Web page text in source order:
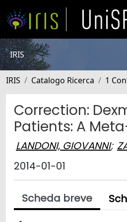
IRIS
IRIS Catalogo Ricerca 1
Correction:
Patients: A
LANDONI, GIOVANNI;
2014-01-01
Scheda breve